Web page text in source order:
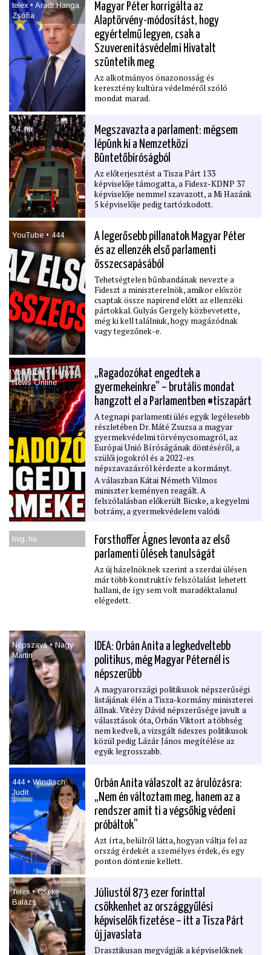
telex • Aradi Hanga
Zsóﬁa
Magyar Péter korrigálta az
Alaptörvény-módosítást, hogy
egyértelmű legyen, csak a
Szuverenitásvédelmi Hivatalt
szüntetik meg
Az alkotmányos önazonosság és
keresztény kultúra védelméről szóló
mondat marad.
24․hu
Megszavazta a parlament: mégsem
lépünk ki a Nemzetközi
Büntetőbíróságból
Az előterjesztést a Tisza Párt 133
képviselője támogatta, a Fidesz-KDNP 37
képviselője nemmel szavazott, a Mi Hazánk
5 képviselője pedig tartózkodott.
YouTube • 444
A legerősebb pillanatok Magyar Péter
és az ellenzék első parlamenti
összecsapásából
Tehetségtelen bűnbandának nevezte a
Fideszt a miniszterelnök, amikor először
csaptak össze napirend előtt az ellenzéki
pártokkal. Gulyás Gergely közbevetette,
még ki kell találniuk, hogy magázódnak
vagy tegezőnek-e.
YouTube • Magyar
News Online
„Ragadozókat engedtek a
gyermekeinkre” – brutális mondat
hangzott el a Parlamentben #tiszapárt
A tegnapi parlamenti ülés egyik legélesebb
részletében Dr. Máté Zsuzsa a magyar
gyermekvédelmi törvénycsomagról, az
Európai Unió Bíróságának döntéséről, a
szülői jogokról és a 2022-es
népszavazásról kérdezte a kormányt.
A válaszban Kátai Németh Vilmos
miniszter keményen reagált. A
felszólalásban előkerült Bicske, a kegyelmi
botrány, a gyermekvédelem valódi
kötelezettségek, valamint az is, hogy a
bírósági ítélet ﬁgyelmen kívül hagyása
végső soron a magyar embereknek fájhat.
Ez a parlamenti részlet azért fontos, mert
nemcsak jogi vitáról szól. A kérdés az,
hogyan lehet egyszerre megvédeni a
gyermekeket, tiszteletben tartani a szülők
jogait, betartani az uniós kötelezettségeket,
hvg․hu
Forsthoffer Ágnes levonta az első
parlamenti ülések tanulságát
Az új házelnöknek szerint a szerdai ülésen
már több konstruktív felszólalást lehetett
hallani, de így sem volt maradéktalanul
elégedett.
Népszava • Nagy
Martin
IDEA: Orbán Anita a legkedveltebb
politikus, még Magyar Péternél is
népszerűbb
A magyarországi politikusok népszerűségi
listájának élén a Tisza-kormány miniszterei
állnak. Vitézy Dávid népszerűsége javult a
választások óta, Orbán Viktort a többség
nem kedveli, a vizsgált ﬁdeszes politikusok
közül pedig Lázár János megítélése az
egyik legrosszabb.
444 • Windisch
Judit
Orbán Anita válaszolt az árulózásra:
„Nem én változtam meg, hanem az a
rendszer amit ti a végsőkig védeni
próbáltok”
Azt írta, belülről látta, hogyan váltja fel az
ország érdekét a személyes érdek, és egy
ponton döntenie kellett.
Telex • Cseke
Balázs
Júliustól 873 ezer forinttal
csökkenhet az országgyűlési
képviselők ﬁzetése – itt a Tisza Párt
új javaslata
Drasztikusan megvágják a képviselőknek